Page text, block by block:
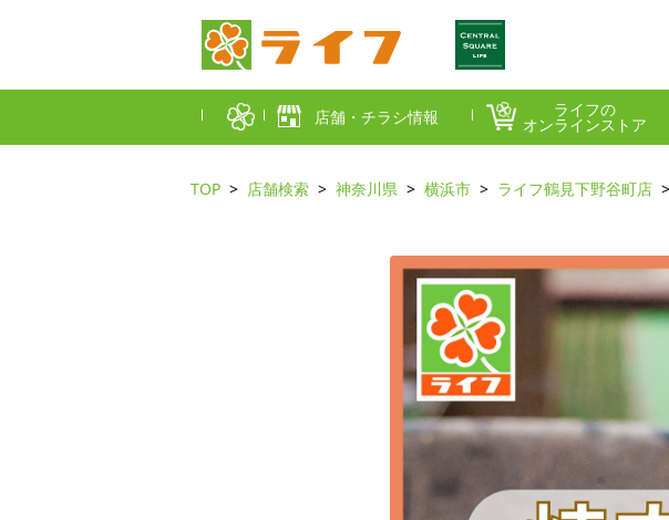
店舗・チラシ情報
大阪府
ライフの
オンラインストア
TOP 店舗検索 神奈川県 横浜市 ライフ鶴見下野谷町店